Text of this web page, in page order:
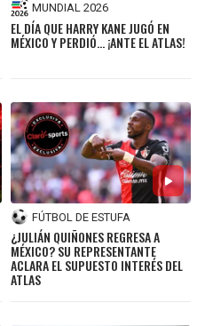
MUNDIAL 2026
EL DÍA QUE HARRY KANE JUGÓ EN
MÉXICO Y PERDIÓ... ¡ANTE EL ATLAS!
FÚTBOL DE ESTUFA
¿JULIÁN QUIÑONES REGRESA A
MÉXICO? SU REPRESENTANTE
ACLARA EL SUPUESTO INTERÉS DEL
ATLAS